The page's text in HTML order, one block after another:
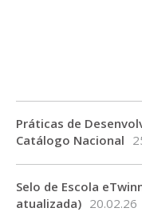
Práticas de
Catálogo Nacional
Selo de Escola
atualizada) 20.02.26